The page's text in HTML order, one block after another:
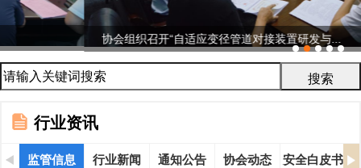
协会组织召开“自适应变径管道对接装置研发与...
行业资讯
监管信息 行业新闻 通知公告 协会动态 安全白皮书